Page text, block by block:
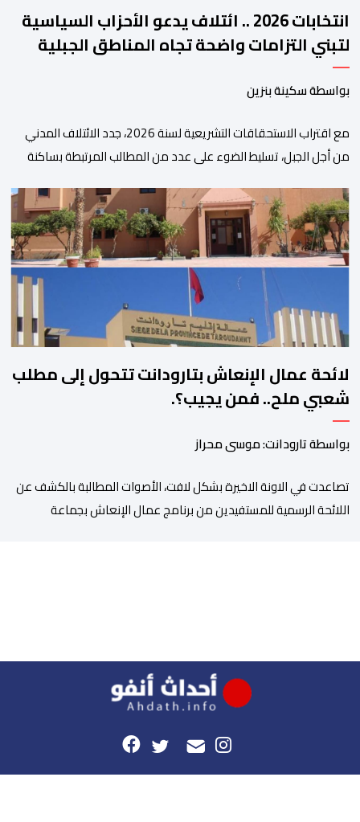
انتخابات 2026 .. ائتلاف يدعو الأحزاب السياسية
لتبني التزامات واضحة تجاه المناطق الجبلية
بواسطة سكينة بنزين
مع اقتراب الاستحقاقات التشريعية لسنة 2026، جدد الائتلاف المدني
من أجل الجبل، تسليط الضوء على عدد من المطالب المرتبطة بساكنة
فيها الأحزاب السياسية، إلى ادراج 10 التزامات ضمن برامجها الانتخابية
المنتظرة، في إطار تعاقد سياسي مع المناطق الجبلية والانتقال من
الوعود الانتخابية إلى التزامات عملية […]
لائحة عمال الإنعاش بتارودانت تتحول إلى مطلب
شعبي ملح.. فمن يجيب؟.
بواسطة تارودانت: موسى محراز
تصاعدت في الاونة الاخيرة بشكل لافت، الأصوات المطالبة بالكشف عن
اللائحة الرسمية للمستفيدين من برنامج عمال الإنعاش بجماعة